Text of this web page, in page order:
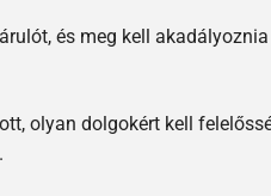
és meg kell akadályoznia
olyan dolgokért kell